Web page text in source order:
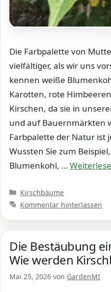
Die Farbpalette von
vielfältiger, als wir uns
kennen weiße
Karotten, rote
Kirschen, da sie in
und auf Bauernmärkten
Farbpalette der Natur ist
Wussten Sie zum
Blumenkohl, …
Kategorien
Kirschbäume
Kommentar hinterlassen
Die Bestäubung
Wie werden
Mai 25, 2026 von GardenMI